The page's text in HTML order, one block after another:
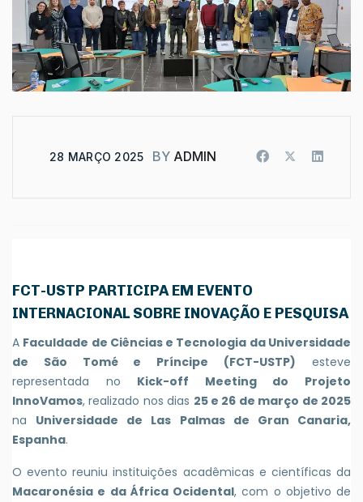
BY ADMIN
28 MARÇO 2025
FCT-USTP PARTICIPA EM EVENTO
INTERNACIONAL SOBRE INOVAÇÃO E PESQUISA
A Faculdade de Ciências e Tecnologia da Universidade
de São Tomé e Príncipe (FCT-USTP) esteve
representada no Kick-off Meeting do Projeto
InnoVamos, realizado nos dias 25 e 26 de março de 2025
na Universidade de Las Palmas de Gran Canaria,
Espanha.
O evento reuniu instituições acadêmicas e científicas da
Macaronésia e da África Ocidental, com o objetivo de